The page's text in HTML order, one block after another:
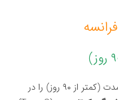
اگر قصد دارید دوره‌های آموزشی کوتاه‌مدت (کمتر از ۹۰ روز) را در